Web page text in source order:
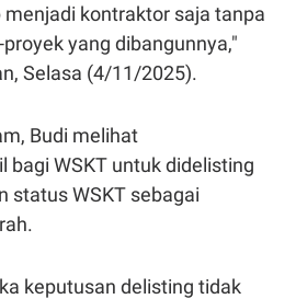
menjadi kontraktor saja tanpa
yang dibangunnya,"
Selasa (4/11/2025).
Budi melihat
bagi WSKT untuk didelisting
status WSKT sebagai
keputusan delisting tidak